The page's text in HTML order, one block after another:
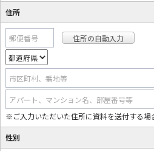
住所
郵便番号
市区町村、番地等
アパート、マンション名、部屋番号等
※ご入力いただいた住所に資料を送付する場
性別